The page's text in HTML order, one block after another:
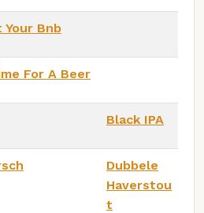
Bnb
For A Beer
Black IPA
Dubbele
Haverstou
t